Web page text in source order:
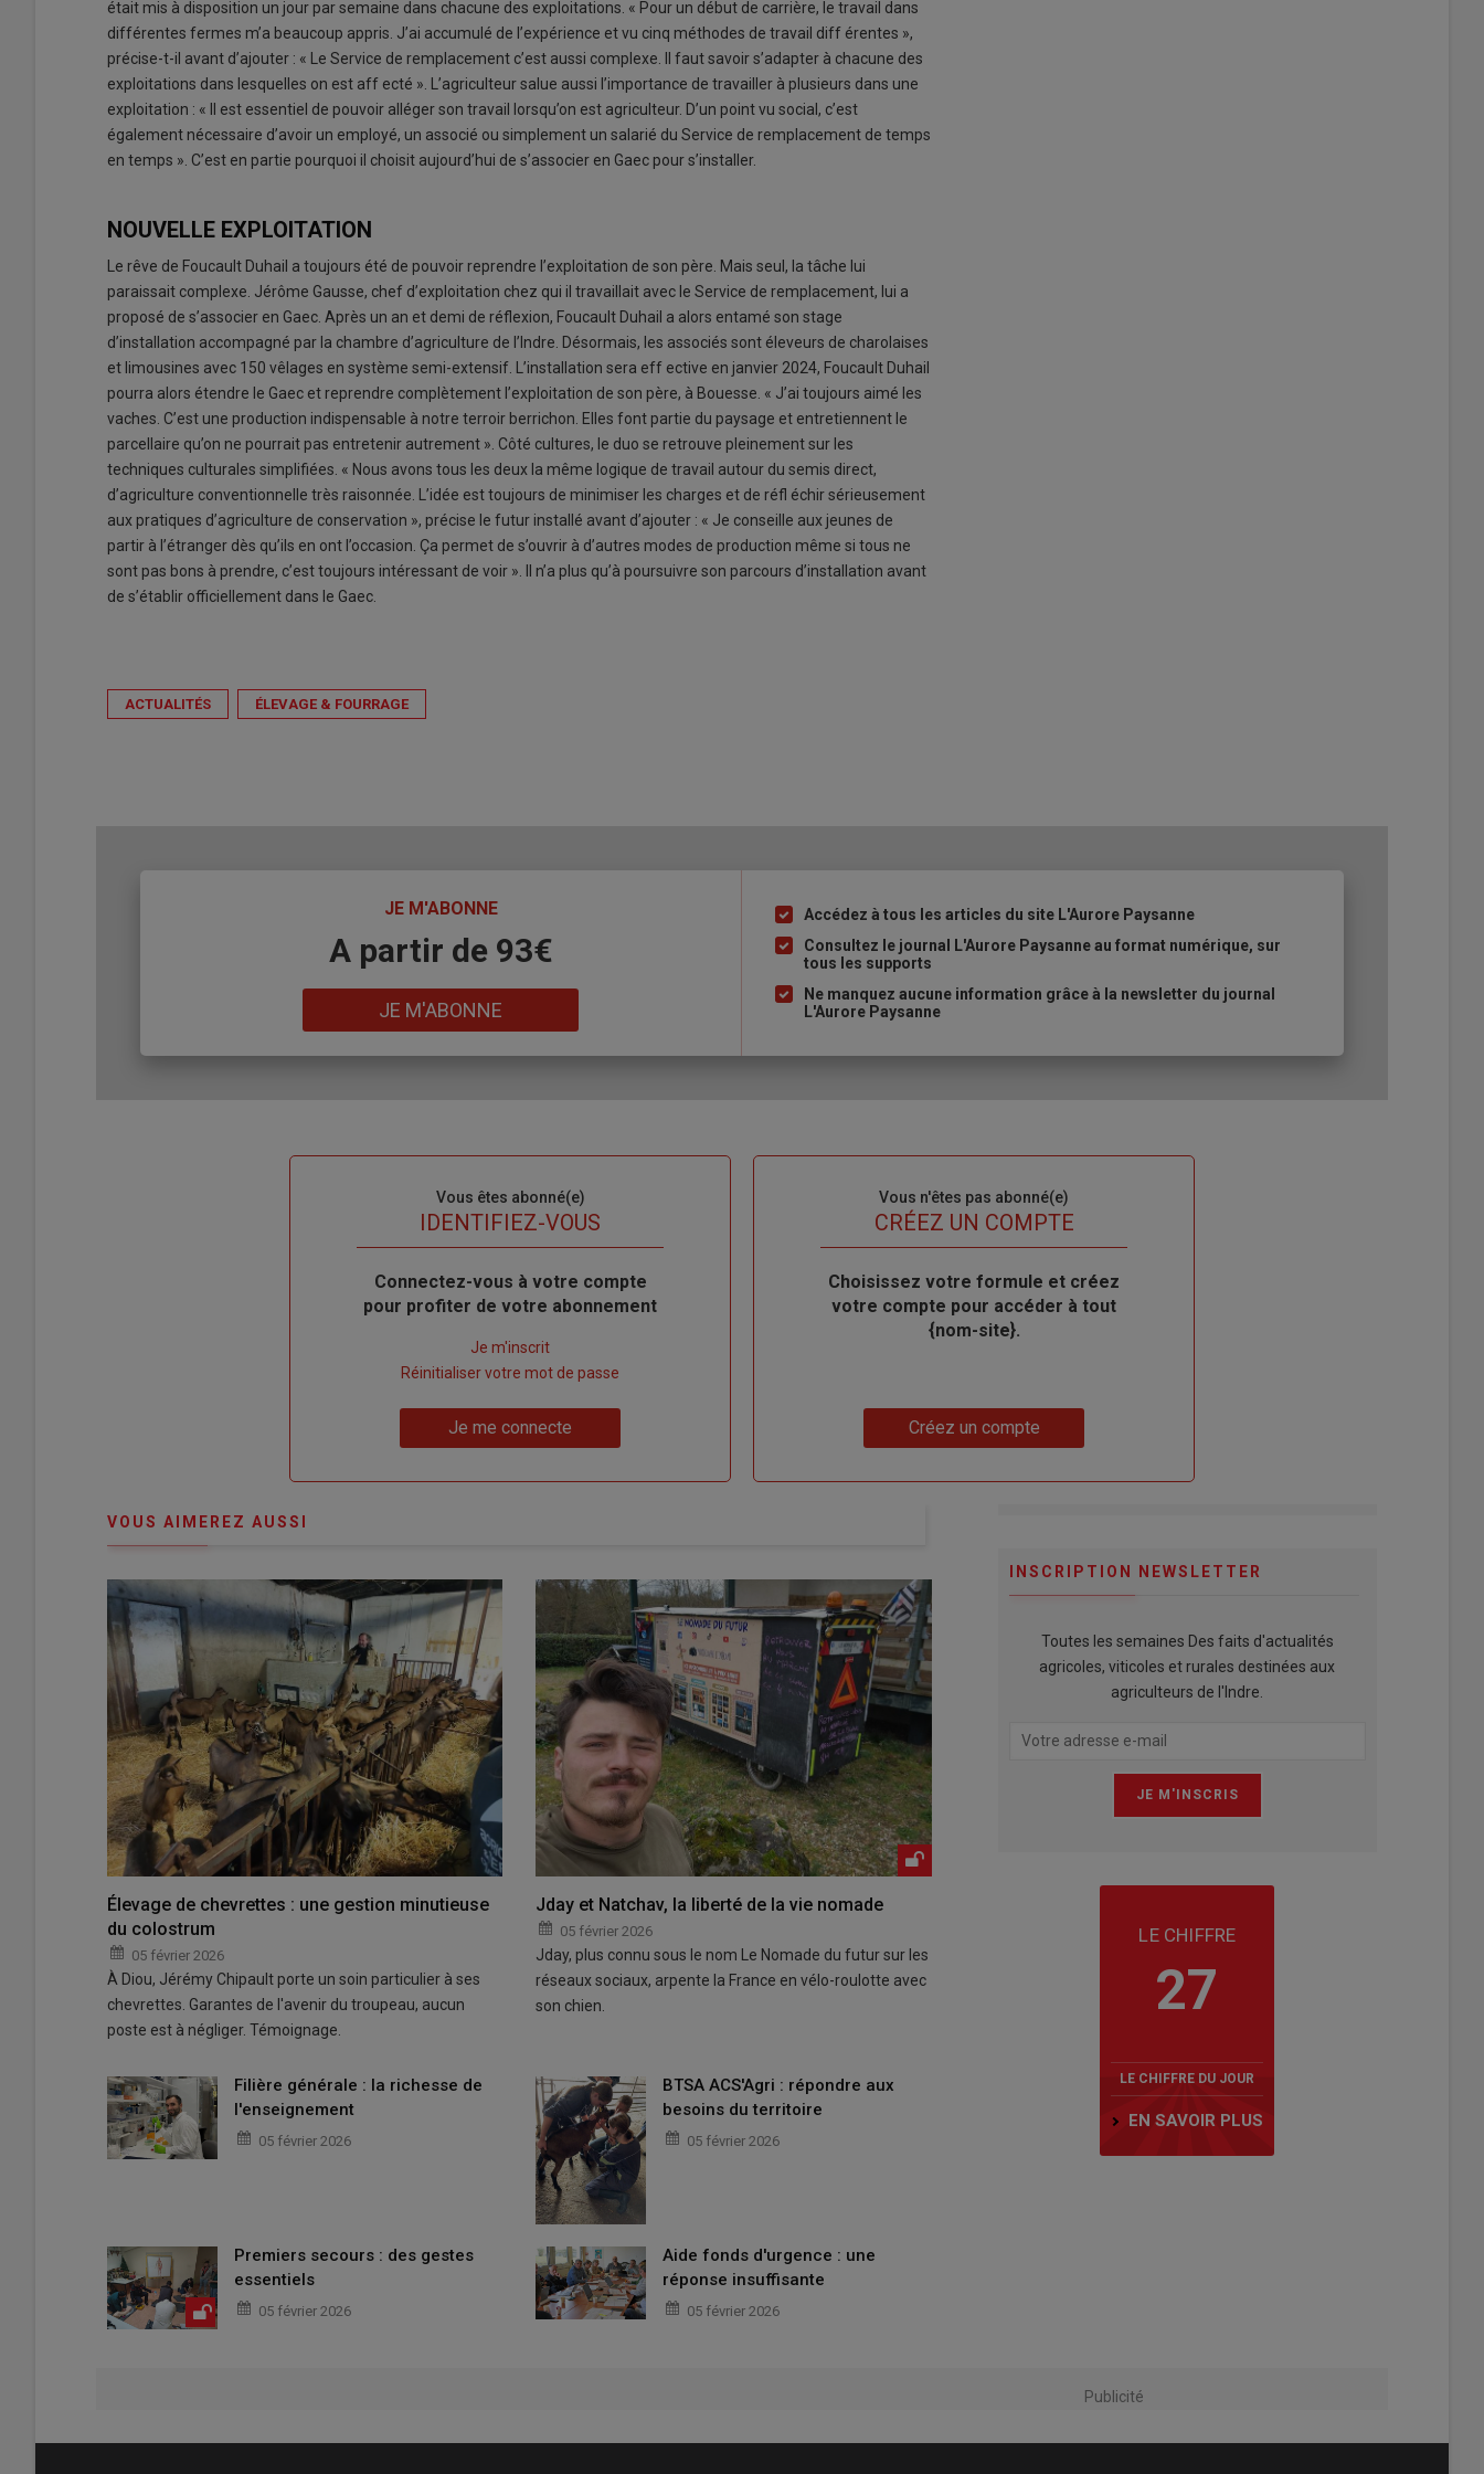
était mis à disposition un jour par semaine dans chacune des exploitations. « Pour un début de carrière, le travail dans
différentes fermes m’a beaucoup appris. J’ai accumulé de l’expérience et vu cinq méthodes de travail diff érentes »,
précise-t-il avant d’ajouter : « Le Service de remplacement c’est aussi complexe. Il faut savoir s’adapter à chacune des
exploitations dans lesquelles on est aff ecté ». L’agriculteur salue aussi l’importance de travailler à plusieurs dans une
exploitation : « Il est essentiel de pouvoir alléger son travail lorsqu’on est agriculteur. D’un point vu social, c’est
également nécessaire d’avoir un employé, un associé ou simplement un salarié du Service de remplacement de temps
en temps ». C’est en partie pourquoi il choisit aujourd’hui de s’associer en Gaec pour s’installer.
NOUVELLE EXPLOITATION
Le rêve de Foucault Duhail a toujours été de pouvoir reprendre l’exploitation de son père. Mais seul, la tâche lui
paraissait complexe. Jérôme Gausse, chef d’exploitation chez qui il travaillait avec le Service de remplacement, lui a
proposé de s’associer en Gaec. Après un an et demi de réflexion, Foucault Duhail a alors entamé son stage
d’installation accompagné par la chambre d’agriculture de l’Indre. Désormais, les associés sont éleveurs de charolaises
et limousines avec 150 vêlages en système semi-extensif. L’installation sera eff ective en janvier 2024, Foucault Duhail
pourra alors étendre le Gaec et reprendre complètement l’exploitation de son père, à Bouesse. « J’ai toujours aimé les
vaches. C’est une production indispensable à notre terroir berrichon. Elles font partie du paysage et entretiennent le
parcellaire qu’on ne pourrait pas entretenir autrement ». Côté cultures, le duo se retrouve pleinement sur les
techniques culturales simplifiées. « Nous avons tous les deux la même logique de travail autour du semis direct,
d’agriculture conventionnelle très raisonnée. L’idée est toujours de minimiser les charges et de réfl échir sérieusement
aux pratiques d’agriculture de conservation », précise le futur installé avant d’ajouter : « Je conseille aux jeunes de
partir à l’étranger dès qu’ils en ont l’occasion. Ça permet de s’ouvrir à d’autres modes de production même si tous ne
sont pas bons à prendre, c’est toujours intéressant de voir ». Il n’a plus qu’à poursuivre son parcours d’installation avant
de s’établir officiellement dans le Gaec.
ACTUALITÉS ÉLEVAGE & FOURRAGE
JE M'ABONNE
A partir de 93€
JE M'ABONNE
Liste
à
puce
Accédez à tous les articles du site L'Aurore Paysanne
Consultez le journal L'Aurore Paysanne au format numérique, sur
tous les supports
Ne manquez aucune information grâce à la newsletter du journal
L'Aurore Paysanne
Vous êtes abonné(e)
IDENTIFIEZ-VOUS
Body
Connectez-vous à votre compte
pour profiter de votre abonnement
compte"
Je m'inscrit
Réinitialiser votre mot de passe
Je me connecte
Vous n'êtes pas abonné(e)
TITRECRÉEZ UN COMPTE
Body
Choisissez votre formule et créez
votre compte pour accéder à tout
{nom-site}.
Créez un compte
VOUS AIMEREZ AUSSI
Élevage de chevrettes : une gestion minutieuse
du colostrum
05 février 2026
À Diou, Jérémy Chipault porte un soin particulier à ses
chevrettes. Garantes de l'avenir du troupeau, aucun
poste est à négliger. Témoignage.
Jday et Natchav, la liberté de la vie nomade
05 février 2026
Jday, plus connu sous le nom Le Nomade du futur sur les
réseaux sociaux, arpente la France en vélo-roulotte avec
son chien.
Filière générale : la richesse de
l'enseignement
05 février 2026
BTSA ACS'Agri : répondre aux
besoins du territoire
05 février 2026
Premiers secours : des gestes
essentiels
05 février 2026
Aide fonds d'urgence : une
réponse insuffisante
05 février 2026
INSCRIPTION NEWSLETTER
Toutes les semaines Des faits d'actualités
agricoles, viticoles et rurales destinées aux
agriculteurs de l'Indre.
LE CHIFFRE
27
LE CHIFFRE DU JOUR
EN SAVOIR PLUS
Publicité